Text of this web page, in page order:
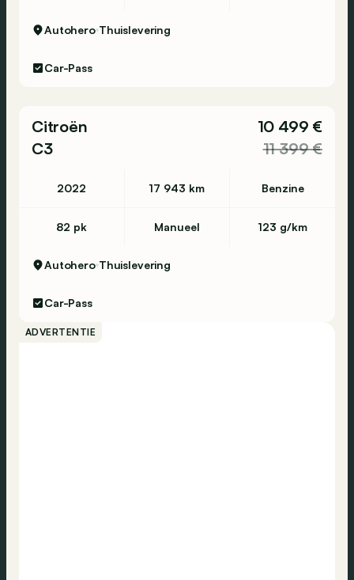
Autohero Thuislevering
Car-Pass
Citroën
C3
10 499 €
11 399 €
2022 17 943 km Benzine
82 pk Manueel 123 g/km
Autohero Thuislevering
Car-Pass
ADVERTENTIE